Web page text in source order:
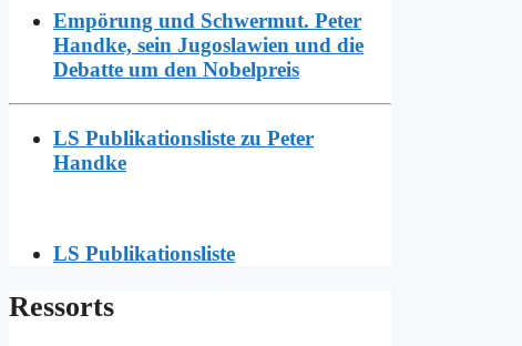
Empörung und Schwermut. Peter
Handke, sein Jugoslawien und die
Debatte um den Nobelpreis
LS Publikationsliste zu Peter
Handke
LS Publikationsliste
Res­sorts